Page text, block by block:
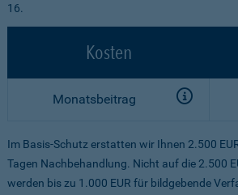
16.
Kosten
Monatsbeitrag
Im Basis-Schutz erstatten wir Ihnen 2.500
Tagen Nachbehandlung. Nicht auf die 2.500
werden bis zu 1.000 EUR für bildgebende